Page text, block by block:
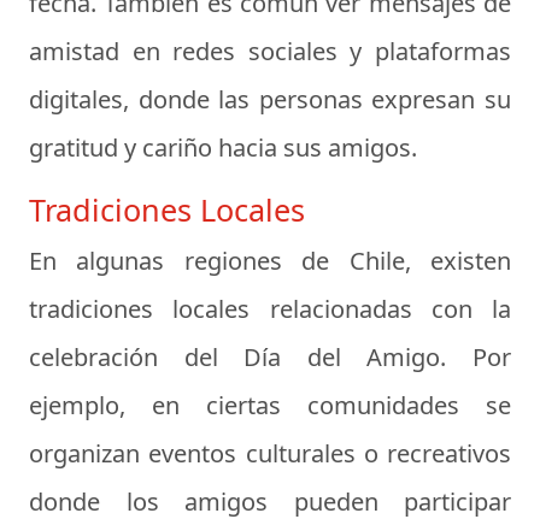
amistad en redes sociales y plataformas
digitales, donde las personas expresan su
gratitud y cariño hacia sus amigos.
Tradiciones Locales
En algunas regiones de Chile, existen
tradiciones locales relacionadas con la
celebración del Día del Amigo. Por
ejemplo, en ciertas comunidades se
organizan eventos culturales o recreativos
donde los amigos pueden participar